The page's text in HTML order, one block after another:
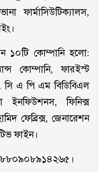
ফার্মাসিউটিক্যালস,
১০টি কোম্পানি হলো:
কোম্পানি, ফারইস্ট
সি এ পি এম বিডিবিএল
ইনফিউশনস, ফিনিক্স
ফেব্রিক্স, জেনারেশন
ফাইন।